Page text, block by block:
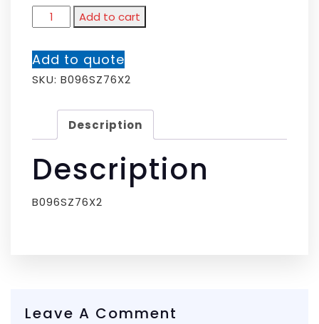
Add to cart
Add to quote
SKU: B096SZ76X2
Description
Description
B096SZ76X2
Leave A Comment